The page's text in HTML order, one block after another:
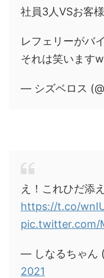
社員3人VSお客様
レフェリーがバ
それは笑いますw
— シズベロス
え！これひだ添
https://t.co/
pic.twitter.com/
— しなるちゃん
2021